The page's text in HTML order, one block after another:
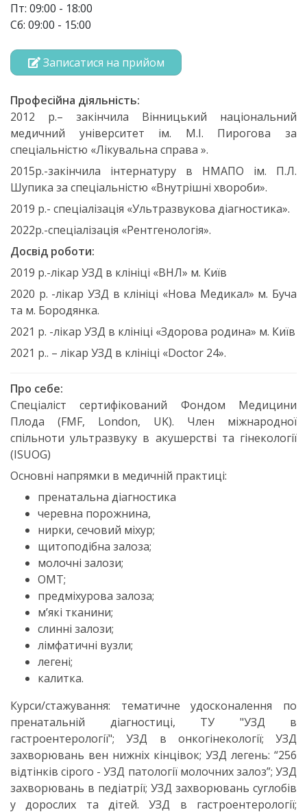
Пт: 09:00 - 18:00
Сб: 09:00 - 15:00
Записатися на прийом
Професійна діяльність:
2012 р.– закінчила Вінницький національний
медичний університет ім. М.І. Пирогова за
спеціальністю «Лікувальна справа ».
2015р.-закінчила інтернатуру в НМАПО ім. П.Л.
Шупика за спеціальністю «Внутрішні хвороби».
2019 р.- спеціалізація «Ультразвукова діагностика».
2022р.-спеціалізація «Рентгенологія».
Досвід роботи:
2019 р.-лікар УЗД в клініці «ВНЛ» м. Київ
2020 р. -лікар УЗД в клініці «Нова Медикал» м. Буча
та м. Бородянка.
2021 р. -лікар УЗД в клініці «Здорова родина» м. Київ
2021 р.. – лікар УЗД в клініці «Doctor 24».
Про себе:
Спеціаліст сертифікований Фондом Медицини
Плода (FMF, London, UK). Член міжнародної
спільноти ультразвуку в акушерстві та гінекології
(ISUOG)
Основні напрямки в медичній практиці:
пренатальна діагностика
черевна порожнина,
нирки, сечовий міхур;
щитоподібна залоза;
молочні залози;
ОМТ;
предміхурова залоза;
м’які тканини;
слинні залози;
лімфатичні вузли;
легені;
калитка.
Курси/стажування: тематичне удосконалення по
пренатальній діагностиці, ТУ "УЗД в
гастроентерології"; УЗД в онкогінекології; УЗД
захворювань вен нижніх кінцівок; УЗД легень: “256
відтінків сірого - УЗД патології молочних залоз”; УЗД
захворювань в педіатрії; УЗД захворювань суглобів
у дорослих та дітей. УЗД в гастроентерології;